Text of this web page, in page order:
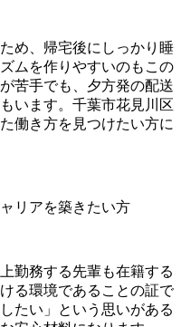
め、帰宅後にしっかり睡
ムを作りやすいのもこの
苦手でも、夕方発の配送
います。千葉市花見川区
働き方を見つけたい方に
リアを築きたい方
勤務する先輩も在籍する
る環境であることの証で
たい」という思いがある